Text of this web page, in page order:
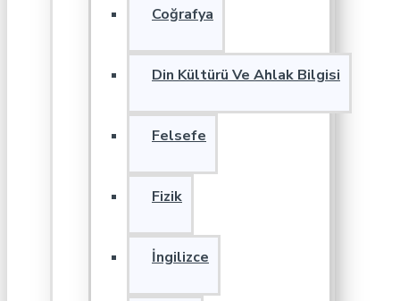
Coğrafya
Din Kültürü Ve Ahlak Bilgisi
Felsefe
Fizik
İngilizce